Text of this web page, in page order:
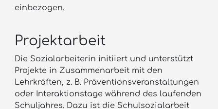
einbezogen.
Projektarbeit
Die Sozialarbeiterin initiiert und unterstützt
Projekte in Zusammenarbeit mit den
Lehrkräften, z. B. Präventionsveranstaltungen
oder Interaktionstage während des laufenden
Schuljahres. Dazu ist die Schulsozialarbeit